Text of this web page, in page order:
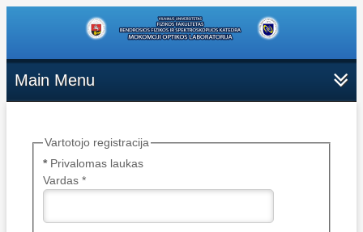
Main Menu
Vartotojo registracija
*Privalomas laukas
Vardas*